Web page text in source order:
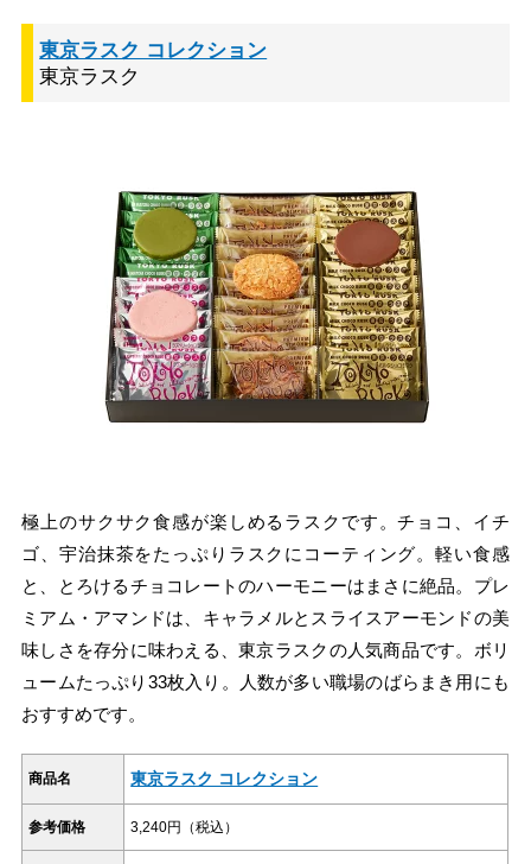
東京ラスク コレクション
東京ラスク
極上のサクサク食感が楽しめるラスクです。チョコ、イチ
ゴ、宇治抹茶をたっぷりラスクにコーティング。軽い食感
と、とろけるチョコレートのハーモニーはまさに絶品。プレ
ミアム・アマンドは、キャラメルとスライスアーモンドの美
味しさを存分に味わえる、東京ラスクの人気商品です。ボリ
ュームたっぷり33枚入り。人数が多い職場のばらまき用にも
おすすめです。
商品名 東京ラスク コレクション
参考価格 3,240円（税込）